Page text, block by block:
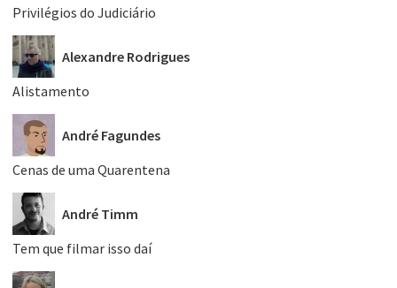
Privilégios do Judiciário
Alexandre Rodrigues
Alistamento
André Fagundes
Cenas de uma Quarentena
André Timm
Tem que filmar isso daí